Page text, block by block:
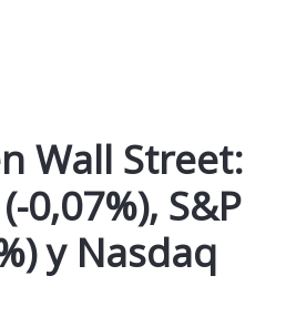
Wall Street:
0,07%), S&P
y Nasdaq